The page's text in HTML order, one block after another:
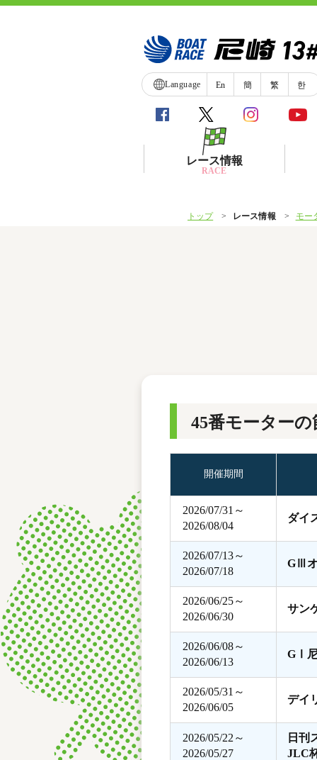
Language En 簡 繁 한
レース情報
RACE
ボートデータ
トップ レース情報 モー
45番モーターの
開催期間
2026/07/31～
2026/08/04
ダイ
2026/07/13～
2026/07/18
GⅢオ
2026/06/25～
2026/06/30
サン
2026/06/08～
2026/06/13
GⅠ尼
2026/05/31～
2026/06/05
デイ
2026/05/22～
2026/05/27
日刊
JLC